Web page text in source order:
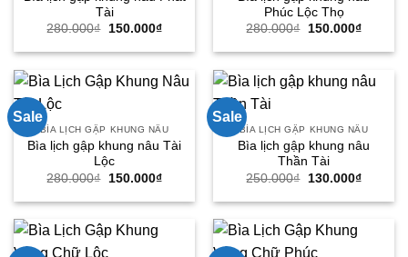
Tài
280.000₫
Giá
là:
150.000₫Giá
tại
150.000₫.
Phúc Lộc Thọ
280.000₫
Giá
là:
150.000₫Giá
tại
Sale
BÌA LỊCH GẬP KHUNG NÂU
Bìa lịch gập khung nâu Tài
Lộc
280.000₫
Giá
là:
150.000₫Giá
tại
150.000₫.
Sale
BÌA LỊCH GẬP KHUNG NÂU
Bìa lịch gập khung nâu
Thần Tài
250.000₫
Giá
là:
130.000₫Giá
tại